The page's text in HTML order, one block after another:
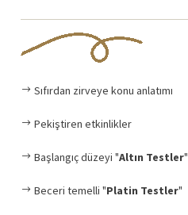
Sıfırdan zirveye konu anlatımı
Pekiştiren etkinlikler
Başlangıç düzeyi "Altın Testler"
Beceri temelli "Platin Testler"